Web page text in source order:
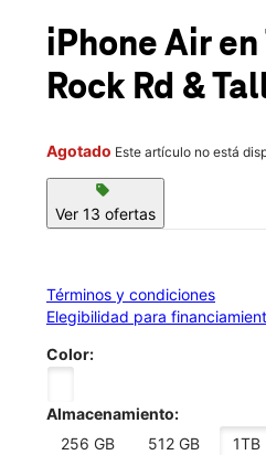
location_on
2151 N Rock Rd Ste 300
iPhone Air
Rock Rd &
Agotado Este artículo no está
sell
Ver 13 ofertas
Términos y condiciones
Elegibilidad para
Color:
Almacenamiento:
256 GB
512 GB 1TB